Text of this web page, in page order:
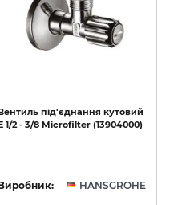
під'єднання кутовий
1/2 - 3/8 Microfilter (13904000)
HANSGROHE